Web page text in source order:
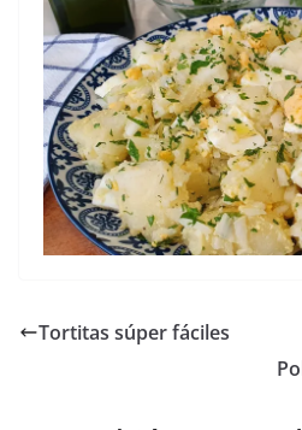
Tortitas súper fáciles